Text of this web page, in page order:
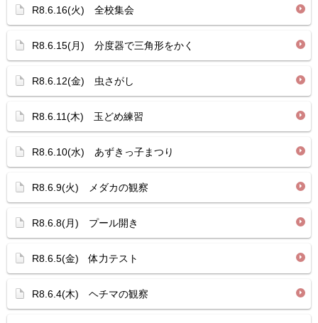
R8.6.16(火) 全校集会
R8.6.15(月) 分度器で三角形をかく
R8.6.12(金) 虫さがし
R8.6.11(木) 玉どめ練習
R8.6.10(水) あずきっ子まつり
R8.6.9(火) メダカの観察
R8.6.8(月) プール開き
R8.6.5(金) 体力テスト
R8.6.4(木) ヘチマの観察